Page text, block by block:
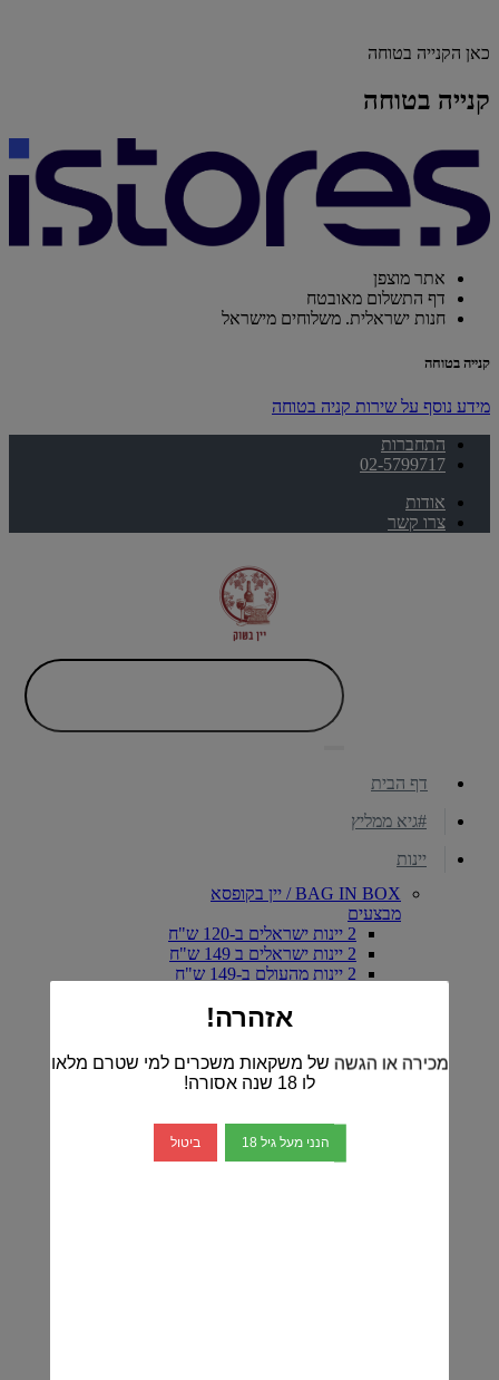
כאן הקנייה בטוחה
קנייה בטוחה
אתר מוצפן
דף התשלום מאובטח
חנות ישראלית. משלוחים מישראל
קנייה בטוחה
מידע נוסף על שירות קניה בטוחה
התחברות
02-5799717
אודות
צרו קשר
דף הבית
#גיא ממליץ
יינות
BAG IN BOX / יין בקופסא
מבצעים
2 יינות ישראלים ב-120 ש"ח
2 יינות ישראלים ב 149 ש"ח
2 יינות מהעולם ב-149 ש"ח
3 יינות מהעולם ב-99 ש"ח
יינות ישראלים
דרום מבית יתיר
אזהרה!
מכירה או הגשה של משקאות משכרים למי שטרם מלאו
לו 18 שנה אסורה!
הנני מעל גיל 18 ביטול